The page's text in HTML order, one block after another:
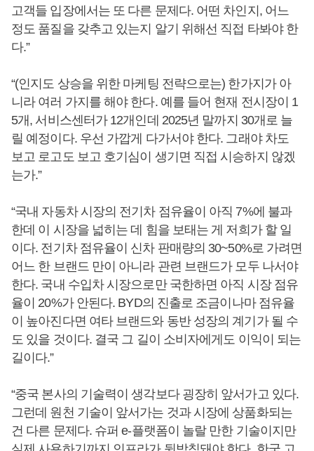
고객들 입장에서는 또 다른 문제다. 어떤 차인지, 어느
정도 품질을 갖추고 있는지 알기 위해선 직접 타봐야 한
다.”
“(인지도 상승을 위한 마케팅 전략으로는) 한가지가 아
니라 여러 가지를 해야 한다. 예를 들어 현재 전시장이 1
5개, 서비스센터가 12개인데 2025년 말까지 30개로 늘
릴 예정이다. 우선 가깝게 다가서야 한다. 그래야 차도
보고 로고도 보고 호기심이 생기면 직접 시승하지 않겠
는가.”
“국내 자동차 시장의 전기차 점유율이 아직 7%에 불과
한데 이 시장을 넓히는 데 힘을 보태는 게 저희가 할 일
이다. 전기차 점유율이 신차 판매량의 30~50%로 가려면
어느 한 브랜드 만이 아니라 관련 브랜드가 모두 나서야
한다. 국내 수입차 시장으로만 국한하면 아직 시장 점유
율이 20%가 안된다. BYD의 진출로 조금이나마 점유율
이 높아진다면 여타 브랜드와 동반 성장의 계기가 될 수
도 있을 것이다. 결국 그 길이 소비자에게도 이익이 되는
길이다.”
“중국 본사의 기술력이 생각보다 굉장히 앞서가고 있다.
그런데 원천 기술이 앞서가는 것과 시장에 상품화되는
건 다른 문제다. 슈퍼 e-플랫폼이 놀랄 만한 기술이지만